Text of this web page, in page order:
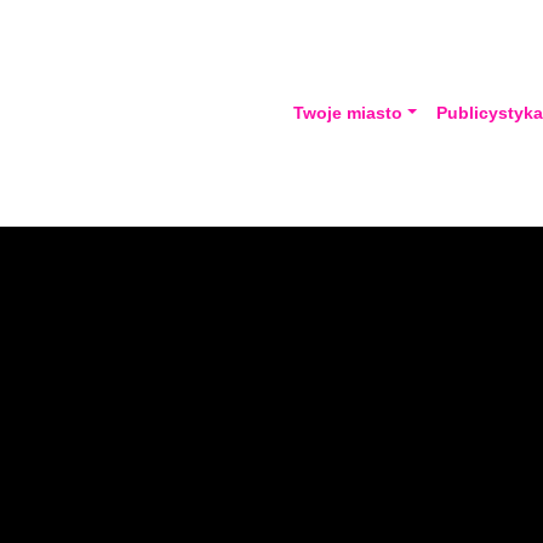
Twoje miasto Publicystyka